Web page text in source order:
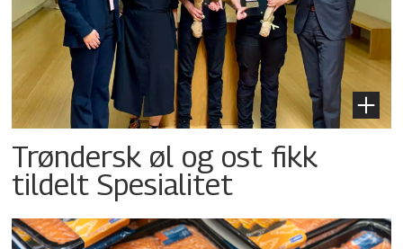
Trøndersk øl og ost fikk
tildelt Spesialitet